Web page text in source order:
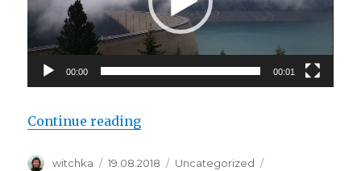
00:00 00:01
Continue reading“Плотина Шлегайс
Author
witchka
Posted
19.08.2018 Categories
Uncategorized